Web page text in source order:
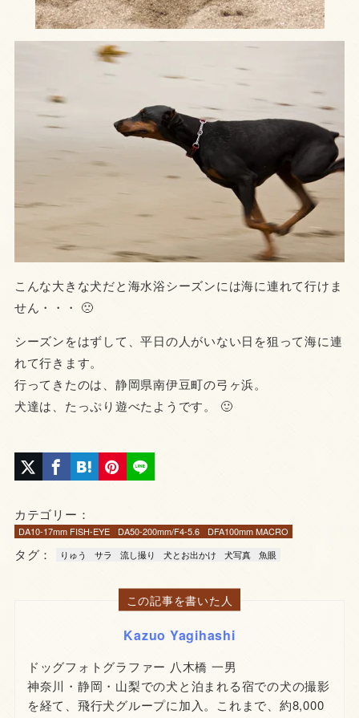
こんな大きな犬だと海水浴シーズンには海に連れて行けま
せん・・・ 🙁
シーズンをはずして、平日の人がいない日を狙って海に連
れて行きます。
行ってきたのは、静岡県南伊豆町の弓ヶ浜。
犬達は、たっぷり遊べたようです。 🙂
カテゴリー：
DA10-17mm FISH-EYE DA50-200mm/F4-5.6 DFA100mm MACRO
タグ： りゅう サラ 流し撮り 犬とお出かけ 犬写真 魚眼
この記事を書いた人
Kazuo Yagihashi
ドッグフォトグラファー 八木橋 一男
神奈川・静岡・山梨での犬と泊まれる宿での犬の撮影
を経て、飛行犬グループに加入。これまで、約8,000